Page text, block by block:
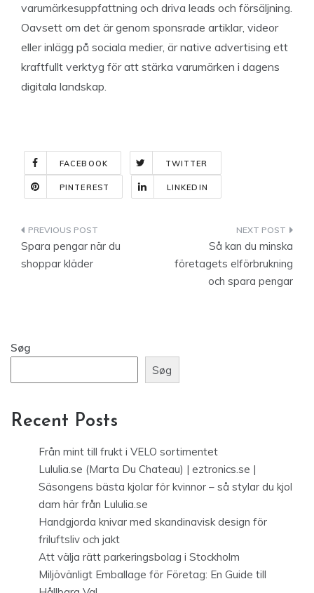
varumärkesuppfattning och driva leads och försäljning.
Oavsett om det är genom sponsrade artiklar, videor
eller inlägg på sociala medier, är native advertising ett
kraftfullt verktyg för att stärka varumärken i dagens
digitala landskap.
FACEBOOK TWITTER
PINTEREST LINKEDIN
Indlægsnavigation
Spara pengar när du
shoppar kläder
Så kan du minska
företagets elförbrukning
och spara pengar
Søg
Søg
Recent Posts
Från mint till frukt i VELO sortimentet
Lululia.se (Marta Du Chateau) | eztronics.se |
Säsongens bästa kjolar för kvinnor – så stylar du kjol
dam här från Lululia.se
Handgjorda knivar med skandinavisk design för
friluftsliv och jakt
Att välja rätt parkeringsbolag i Stockholm
Miljövänligt Emballage för Företag: En Guide till